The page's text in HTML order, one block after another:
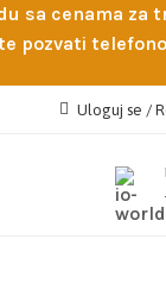
sa cenama za
pozvati
Uloguj se /